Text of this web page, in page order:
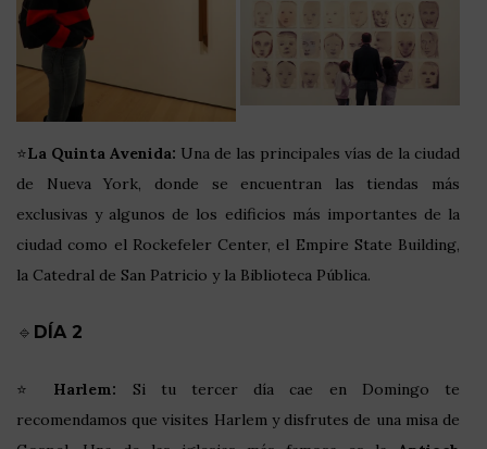
⭐La Quinta Avenida: Una de las principales vías de la ciudad
de Nueva York, donde se encuentran las tiendas más
exclusivas y algunos de los edificios más importantes de la
ciudad como el Rockefeler Center, el Empire State Building,
la Catedral de San Patricio y la Biblioteca Pública.
🔹 DÍA 2
⭐ Harlem: Si tu tercer día cae en Domingo te
recomendamos que visites Harlem y disfrutes de una misa de